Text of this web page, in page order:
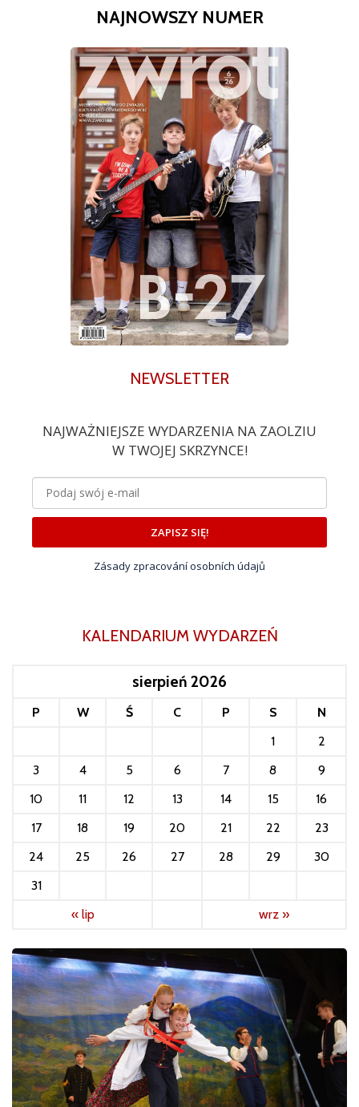
NAJNOWSZY NUMER
NEWSLETTER
NAJWAŻNIEJSZE WYDARZENIA NA ZAOLZIU
W TWOJEJ SKRZYNCE!
ZAPISZ SIĘ!
Zásady zpracování osobních údajů
KALENDARIUM WYDARZEŃ
sierpień 2026
P W Ś C P S
N
1
2
3
4 5 6 7 8
9
10
11 12 13 14 15
16
17
18 19 20 21 22
23
24
25 26 27 28 29
30
31
« lip
wrz »